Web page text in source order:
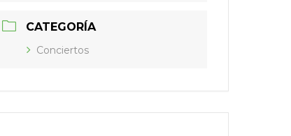
CATEGORÍA
Conciertos